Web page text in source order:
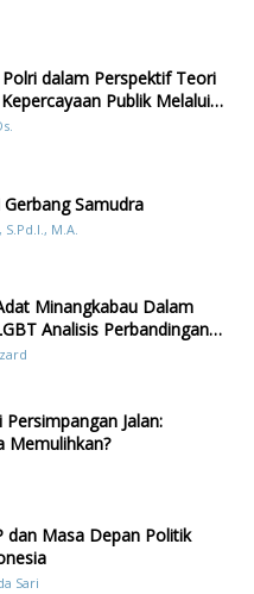
dalam Perspektif Teori
Publik Melalui
Bencana di
Samudra
M.A.
Minangkabau Dalam
Analisis Perbandingan
Jalan:
Memulihkan?
dan Masa Depan Politik
Sari